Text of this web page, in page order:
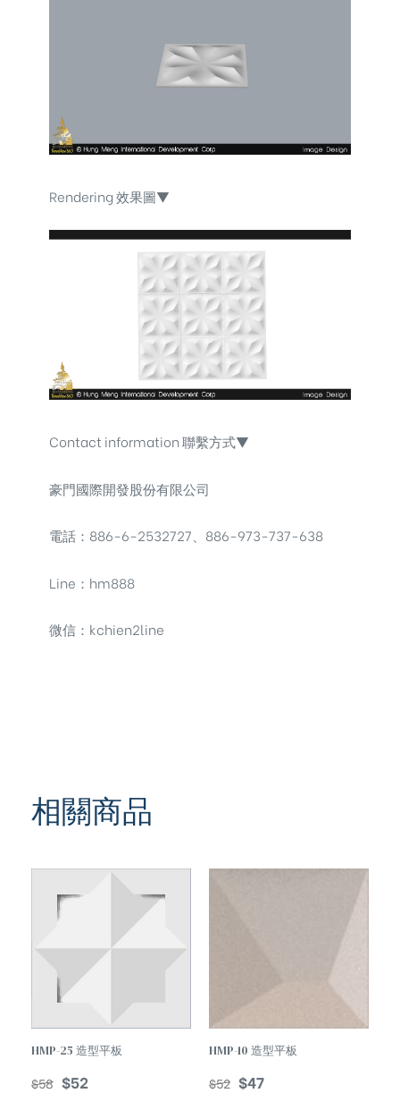
Rendering 效果圖▼
Contact information 聯繫方式▼
豪門國際開發股份有限公司
電話：886-6-2532727、886-973-737-638
Line：hm888
微信：kchien2line
相關商品
HMP-25 造型平板
$58 $52
HMP-10 造型平板
$52 $47